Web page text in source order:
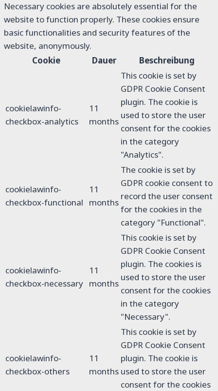
Necessary cookies are absolutely essential for the
website to function properly. These cookies ensure
basic functionalities and security features of the
website, anonymously.
Cookie
Dauer Beschreibung
cookielawinfo-
checkbox-analytics
11
months
This cookie is set by
GDPR Cookie Consent
plugin. The cookie is
used to store the user
consent for the cookies
in the category
"Analytics".
cookielawinfo-
checkbox-functional
11
months
The cookie is set by
GDPR cookie consent to
record the user consent
for the cookies in the
category "Functional".
cookielawinfo-
checkbox-necessary
11
months
This cookie is set by
GDPR Cookie Consent
plugin. The cookies is
used to store the user
consent for the cookies
in the category
"Necessary".
cookielawinfo-
checkbox-others
11
months
This cookie is set by
GDPR Cookie Consent
plugin. The cookie is
used to store the user
consent for the cookies